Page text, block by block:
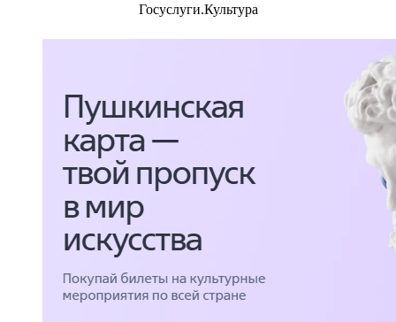
Госуслуги.Культура